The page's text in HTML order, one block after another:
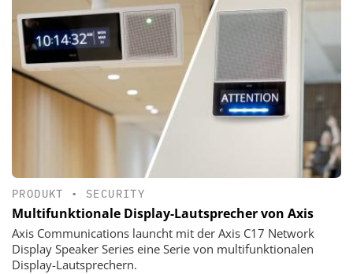
PRODUKT • SECURITY
Multifunktionale Display-Lautsprecher von Axis
Axis Communications launcht mit der Axis C17 Network
Display Speaker Series eine Serie von multifunktionalen
Display-Lautsprechern.